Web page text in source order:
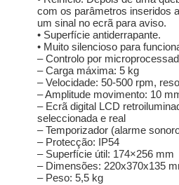
com os parâmetros inseridos
um sinal no ecrã para aviso.
• Superfície antiderrapante.
• Muito silencioso para
– Controlo por
– Carga máxima: 5 kg
– Velocidade: 50-500 rpm,
– Amplitude movimento: 10
– Ecrã digital LCD
seleccionada e real
– Temporizador (alarme
– Protecção: IP54
– Superfície útil: 174×256 mm
– Dimensões: 220x370x135
– Peso: 5,5 kg